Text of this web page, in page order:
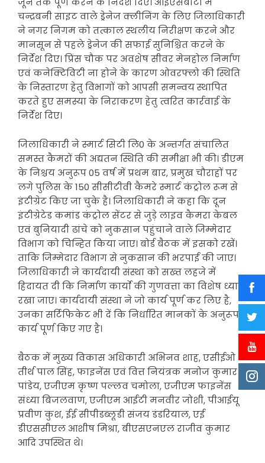
चन्द्रबनी साइट वाले ड्रेनेज क्लीनिंग के लिए जिलाधिकारी
ने नगर निगम को तत्काल स्थलीय निरीक्षण करने और
मानसून से पहले ड्रेनेज की सफाई सुनिश्चित करने के
निर्देश दिए। प्रिंस चौक पर अवशेष सीवर मेनहोल निर्माण
एवं कनेक्टिविटी ना होने के कारण ओवरफ्लो की स्थिति
के निस्तारण हेतु विभागों को आपसी समन्वय स्थापित
करते हुए समस्या के निराकरण हेतु त्वरित कार्रवाई के
निर्देश दिए।
जिलाधिकारी ने स्मार्ट सिटी लि0 के अन्तर्गत संचालित
समस्त कैमरों की अद्यतन स्थिति की समीक्षा भी की। डीएम
के निश्चय अनुरूप 05 वर्ष में प्रथम बार, प्रमुख चौराहों पर
लगे पुलिस के 150 सीसीटीवी कैमरे स्मार्ट कंट्रोल रूम से
इंटीग्रेट किए जा चुके है। जिलाधिकारी ने कहा कि दून
इंटीग्रेटेड कमांड कंट्रोल सेंटर से जुड़े लाइव कैमरा केबल
एवं बुनियादी ढांचे को नुकसान पहुंचाने वाले जिम्मेदार
विभाग को चिन्हित किया जाए। बोर्ड बैठक में इसको रखें।
ताकि जिम्मेदार विभाग से नुकसान की भरपाई की जाए।
जिलाधिकारी ने कार्यदायी संस्था को सख्त लहजे में
हिदायत दी कि निर्माण कार्याे की गुणवत्ता का विशेष ध्यान
रखा जाए। कार्यदायी संस्था ने जो कार्य पूर्ण कर लिए है,
उनका सर्टिफिकेट भी दें कि निर्धारित मानकों के अनुरूप
कार्य पूर्ण किए गए है।
बैठक में मुख्य विकास अधिकारी अभिनव शाह, एसीईओ
तीर्थ पाल सिंह, फाइनेंस एवं वित्त नियंत्रक मनोज कुमार
पांडेय, एजीएम कृष्ण पल्लव चमोला, एजीएम फाइनेंस
संध्या बिजलवाण, एजीएम आईटी मनवीर जोशी, पीआईयू
प्रवीण कुश, ईई सीपीडब्लूडी संजय डंडरियाल, एई
डीएससीएल आशीष मिश्रा, बीएसएनएल राजीव कुमार
आदि उपस्थित थे।